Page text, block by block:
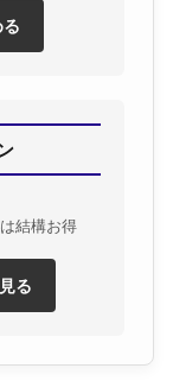
結構お得
る